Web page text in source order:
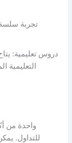
تجربة
دروس تعليمية:
التعليمية
واحدة من
للتداول.